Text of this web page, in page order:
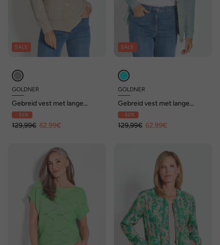
SALE
GOLDNER
Gebreid vest met lange
mouwen en V-hals
- 52%
129,99€ 62,99€
SALE
GOLDNER
Gebreid vest met lange
mouwen en V-hals
- 52%
129,99€ 62,99€